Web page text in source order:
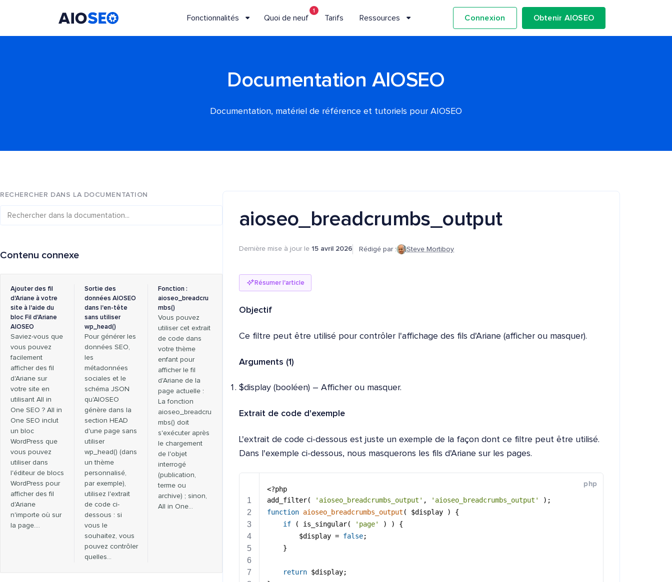
Fonctionnalités Quoi de neuf
1
Tarifs Ressources Connexion Obtenir AIOSEO
Documentation AIOSEO
Documentation, matériel de référence et tutoriels pour AIOSEO
aioseo_breadcrumbs_output
Dernière mise à jour le 15 avril 2026 Rédigé par : Steve Mortiboy
Résumer l'article
Objectif
Ce filtre peut être utilisé pour contrôler l'affichage des fils d'Ariane (afficher ou masquer).
Arguments (1)
$display (booléen) – Afficher ou masquer.
Extrait de code d'exemple
L'extrait de code ci-dessous est juste un exemple de la façon dont ce filtre peut être utilisé.
Dans l'exemple ci-dessous, nous masquerons les fils d'Ariane sur les pages.
RECHERCHER DANS LA DOCUMENTATION
Contenu connexe
Ajouter des fil
d'Ariane à votre
site à l'aide du
bloc Fil d'Ariane
AIOSEO
Saviez-vous que
vous pouvez
facilement
afficher des fil
d'Ariane sur
votre site en
utilisant All in
One SEO ? All in
One SEO inclut
un bloc
WordPress que
vous pouvez
utiliser dans
l'éditeur de blocs
WordPress pour
afficher des fil
d'Ariane
n'importe où sur
la page.…
Sortie des
données AIOSEO
dans l'en-tête
sans utiliser
wp_head()
Pour générer les
données SEO,
les
métadonnées
sociales et le
schéma JSON
qu'AIOSEO
génère dans la
section HEAD
d'une page sans
utiliser
wp_head() (dans
un thème
personnalisé,
par exemple),
utilisez l'extrait
de code ci-
dessous : si
vous le
souhaitez, vous
pouvez contrôler
quelles…
Fonction :
aioseo_breadcru
mbs()
Vous pouvez
utiliser cet extrait
de code dans
votre thème
enfant pour
afficher le fil
d'Ariane de la
page actuelle :
La fonction
aioseo_breadcru
mbs() doit
s'exécuter après
le chargement
de l'objet
interrogé
(publication,
terme ou
archive) ; sinon,
All in One…